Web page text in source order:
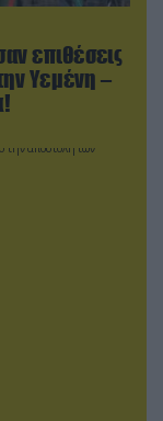
επιθέσεις
Υεμένη –